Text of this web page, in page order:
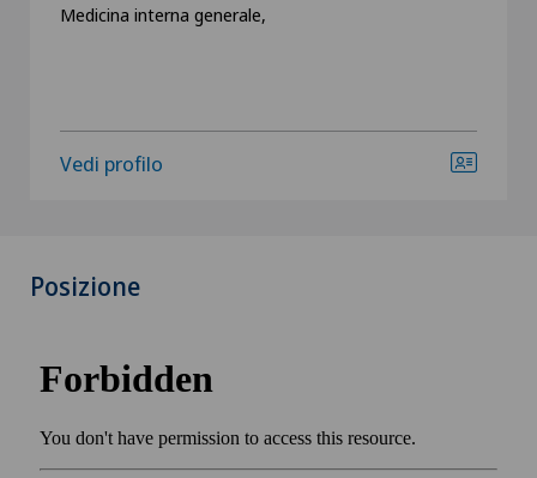
Medicina interna generale,
Vedi profilo
Posizione